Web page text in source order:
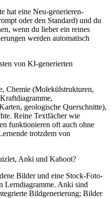
hat eine Neu-generieren-
oder den Standard) und du
wenn du lieber ein reines
werden automatisch
von KI-generierten
Chemie (Molekülstrukturen,
geologische Querschnitte),
Reine Textfächer wie
funktionieren oft auch ohne
trotzdem von
Anki und Kahoot?
Bilder und eine Stock-Foto-
Anki sind
Bildgenerierung; Bilder